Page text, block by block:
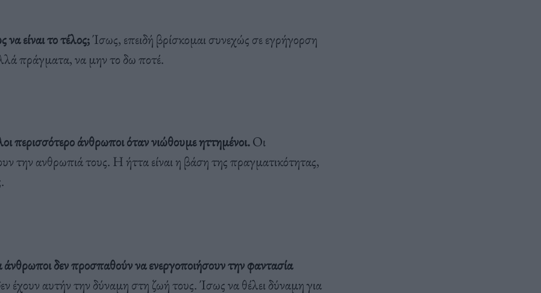
είναι το τέλος;Ίσως, επειδή βρίσκομαι συνεχώς σε εγρήγορση
πράγματα, να μην το δω ποτέ.
περισσότερο άνθρωποι όταν νιώθουμε ηττημένοι.Οι
την ανθρωπιά τους. Η ήττα είναι η βάση της πραγματικότητας,
δεν προσπαθούν να ενεργοποιήσουν την φαντασία
έχουν αυτήν την δύναμη στη ζωή τους. Ίσως να θέλει δύναμη για